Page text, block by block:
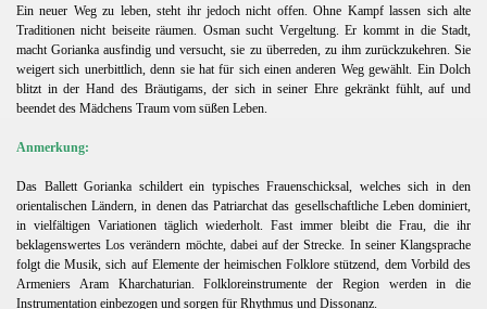
Ein neuer Weg zu leben, steht ihr jedoch nicht offen. Ohne Kampf lassen sich alte
Traditionen nicht beiseite räumen. Osman sucht Vergeltung. Er kommt in die Stadt,
macht Gorianka ausfindig und versucht, sie zu überreden, zu ihm zurückzukehren. Sie
weigert sich unerbittlich, denn sie hat für sich einen anderen Weg gewählt. Ein Dolch
blitzt in der Hand des Bräutigams, der sich in seiner Ehre gekränkt fühlt, auf und
beendet des Mädchens Traum vom süßen Leben.
Anmerkung:
Das Ballett Gorianka schildert ein typisches Frauenschicksal, welches sich in den
orientalischen Ländern, in denen das Patriarchat das gesellschaftliche Leben dominiert,
in vielfältigen Variationen täglich wiederholt. Fast immer bleibt die Frau, die ihr
beklagenswertes Los verändern möchte, dabei auf der Strecke. In seiner Klangsprache
folgt die Musik, sich auf Elemente der heimischen Folklore stützend, dem Vorbild des
Armeniers Aram Kharchaturian. Folkloreinstrumente der Region werden in die
Instrumentation einbezogen und sorgen für Rhythmus und Dissonanz.